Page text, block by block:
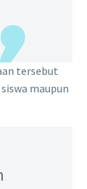
tersebut
maupun